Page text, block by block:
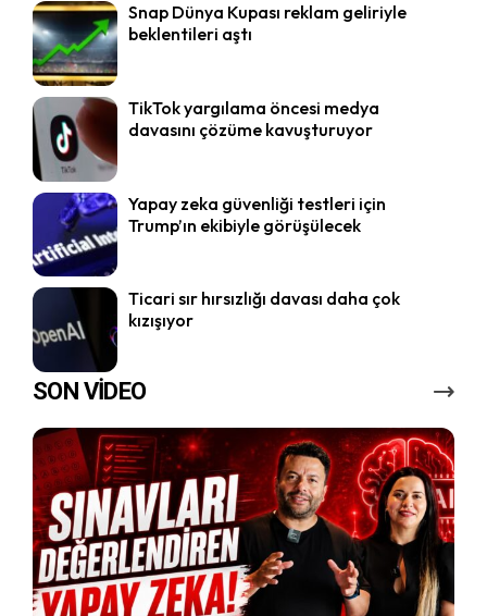
Snap Dünya Kupası reklam geliriyle
beklentileri aştı
TikTok yargılama öncesi medya
davasını çözüme kavuşturuyor
Yapay zeka güvenliği testleri için
Trump’ın ekibiyle görüşülecek
Ticari sır hırsızlığı davası daha çok
kızışıyor
SON VİDEO